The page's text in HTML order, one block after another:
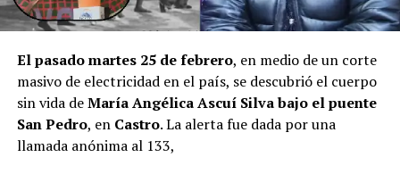
El alcalde de Quemchi, Javier Ugarte, expresó una
situación similar, señalando que en su comuna tienen
proyectos elegibles tanto en PMU como en PMB, pero
que hasta la fecha no han recibido respuesta clara sobre
si se entregarán los recursos.“Preocupa esta situación,
estos son proyectos que vienen trabajándose desde
hace tiempo y que hoy están en riesgo por la falta de
El pasado martes 25 de febrero, en medio de un corte
masivo de electricidad en el país, se descubrió el cuerpo
sin vida deMaría Angélica Ascuí Silvabajo el puente
San Pedro, en Castro. La alerta fue dada por una
llamada anónima al 133,